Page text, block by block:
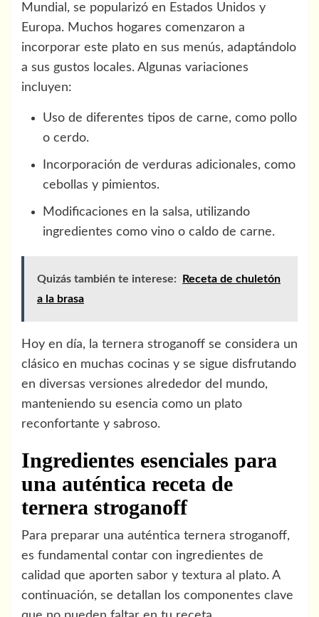
Mundial, se popularizó en Estados Unidos y
Europa. Muchos hogares comenzaron a
incorporar este plato en sus menús, adaptándolo
a sus gustos locales. Algunas variaciones
incluyen:
Uso de diferentes tipos de carne, como pollo
o cerdo.
Incorporación de verduras adicionales, como
cebollas y pimientos.
Modificaciones en la salsa, utilizando
ingredientes como vino o caldo de carne.
Quizás también te interese:
Receta de chuletón
a la brasa
Hoy en día, la ternera stroganoff se considera un
clásico en muchas cocinas y se sigue disfrutando
en diversas versiones alrededor del mundo,
manteniendo su esencia como un plato
reconfortante y sabroso.
Ingredientes esenciales para
una auténtica receta de
ternera stroganoff
Para preparar una auténtica ternera stroganoff,
es fundamental contar con ingredientes de
calidad que aporten sabor y textura al plato. A
continuación, se detallan los componentes clave